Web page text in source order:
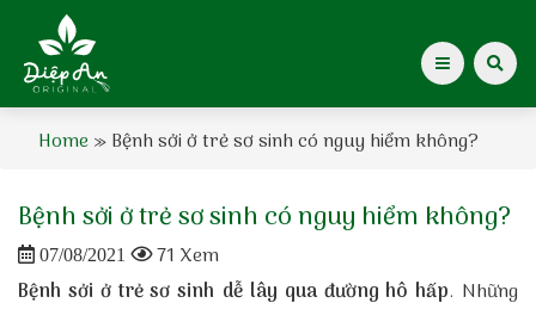
Giới thiệu
Kiến thức cho mẹ
Home»Bệnh sởi ở trẻ sơ sinh có nguy hiểm không?
Bệnh sởi ở trẻ sơ sinh có nguy hiểm không?
07/08/2021
71 Xem
Bệnh sởi ở trẻ sơ sinh dễ lây qua đường hô hấp. Những